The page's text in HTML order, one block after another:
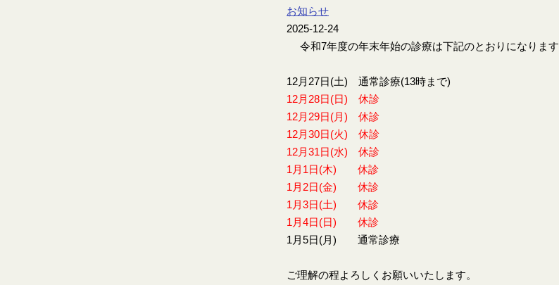
お知らせ
2025-12-24
令和7年度の年末年始の診療は下記のとおりになります
12月27日(土) 通常診療(13時まで)
12月28日(日) 休診
12月29日(月) 休診
12月30日(火) 休診
12月31日(水) 休診
1月1日(木) 休診
1月2日(金) 休診
1月3日(土) 休診
1月4日(日) 休診
1月5日(月) 通常診療
ご理解の程よろしくお願いいたします。